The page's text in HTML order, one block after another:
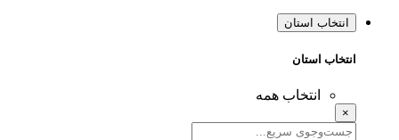
انتخاب استان
انتخاب استان
انتخاب همه
×